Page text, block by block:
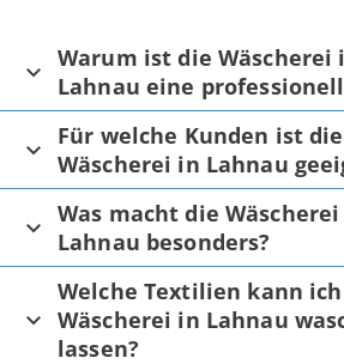
Warum ist die Wäscherei
Lahnau eine
Für welche Kunden ist die
Wäscherei in Lahnau
Was macht die
Lahnau besonders?
Welche Textilien kann
Wäscherei in Lahnau
lassen?